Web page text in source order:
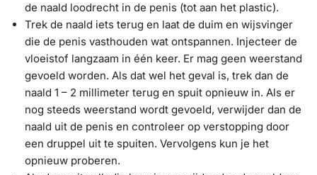
de naald loodrecht in de penis (tot aan het plastic).
Trek de naald iets terug en laat de duim en wijsvinger
die de penis vasthouden wat ontspannen. Injecteer de
vloeistof langzaam in één keer. Er mag geen weerstand
gevoeld worden. Als dat wel het geval is, trek dan de
naald 1 – 2 millimeter terug en spuit opnieuw in. Als er
nog steeds weerstand wordt gevoeld, verwijder dan de
naald uit de penis en controleer op verstopping door
een druppel uit te spuiten. Vervolgens kun je het
opnieuw proberen.